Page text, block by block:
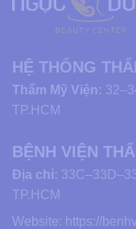
HỆ THỐNG
Thẩm Mỹ Viện:
TP.HCM
BỆNH VIỆN
Địa chỉ:
TP.HCM
Website: https://